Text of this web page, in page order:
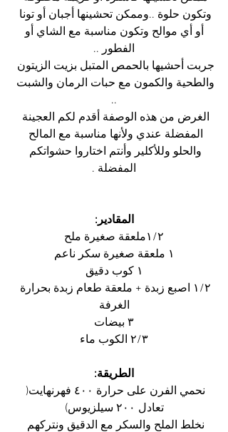
وتكون حلوة ..وممكن تحشينها أجبان أو تونا
أو أي موالح وتكون مناسبة مع الشاي أو
الفطور ..
جربت أحشيها بالحمص المتبل بزيت الزيتون
والطحية والكمون مع حبات الرمان والشبت
..
الغرض من هذه الوصفة أقدم لكم العجينة
المفضلة عندي ولأنها مناسبة مع المالح
والحلو وللأكلير وأنتم اختاروا حشواتكم
المفضلة .
المقادير:
١/٢ملعقة صغيرة ملح
١ ملعقة صغيرة سكر ناعم
١ كوب دقيق
١/٢ اصبع زبدة + ملعقة طعام زبدة بحرارة
الغرفة
٣ بيضات
٢/٣ الكوب ماء
الطريقة:
نحمي الفرن على حرارة ٤٠٠ فهرنهايت(
تعادل ٢٠٠ سيلزيوس)
نخلط الملح والسكر مع الدقيق ونتركهم